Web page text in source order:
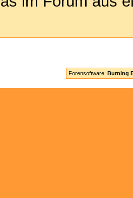
Forensoftware: Burning